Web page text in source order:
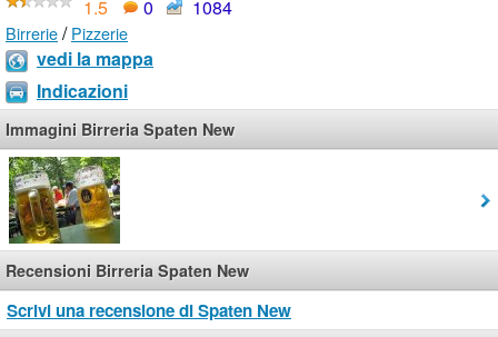
1.5
0 1084
Birrerie/Pizzerie
vedi la mappa
Indicazioni
Immagini Birreria Spaten New
Recensioni Birreria Spaten New
Scrivi una recensione di Spaten New